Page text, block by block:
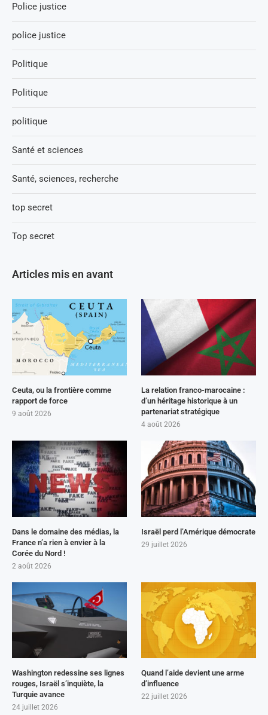
Police justice
police justice
Politique
Politique
politique
Santé et sciences
Santé, sciences, recherche
top secret
Top secret
Articles mis en avant
Ceuta, ou la frontière comme
rapport de force
9 août 2026
La relation franco-marocaine :
d’un héritage historique à un
partenariat stratégique
4 août 2026
Dans le domaine des médias, la
France n’a rien à envier à la
Corée du Nord !
2 août 2026
Israël perd l’Amérique démocrate
29 juillet 2026
Washington redessine ses lignes
rouges, Israël s’inquiète, la
Turquie avance
24 juillet 2026
Quand l’aide devient une arme
d’influence
22 juillet 2026